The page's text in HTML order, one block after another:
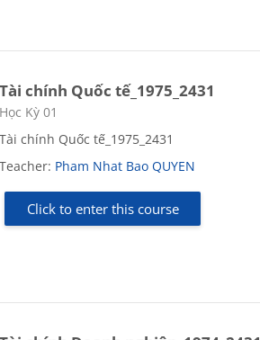
Tài chính Quốc tế_1975_2431
Course category
Học Kỳ 01
Tài chính Quốc tế_1975_2431
Teacher: Pham Nhat Bao QUYEN
Click to enter this course